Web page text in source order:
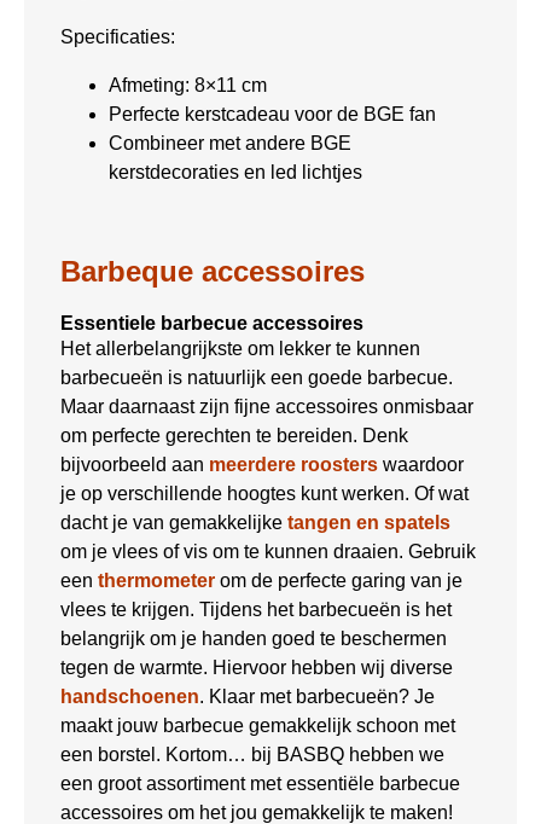
Specificaties:
Afmeting: 8×11 cm
Perfecte kerstcadeau voor de BGE fan
Combineer met andere BGE
kerstdecoraties en led lichtjes
Barbeque accessoires
Essentiele barbecue accessoires
Het allerbelangrijkste om lekker te kunnen
barbecueën is natuurlijk een goede barbecue.
Maar daarnaast zijn fijne accessoires onmisbaar
om perfecte gerechten te bereiden. Denk
bijvoorbeeld aan meerdere roosters waardoor
je op verschillende hoogtes kunt werken. Of wat
dacht je van gemakkelijke tangen en spatels
om je vlees of vis om te kunnen draaien. Gebruik
een thermometer om de perfecte garing van je
vlees te krijgen. Tijdens het barbecueën is het
belangrijk om je handen goed te beschermen
tegen de warmte. Hiervoor hebben wij diverse
handschoenen. Klaar met barbecueën? Je
maakt jouw barbecue gemakkelijk schoon met
een borstel. Kortom… bij BASBQ hebben we
een groot assortiment met essentiële barbecue
accessoires om het jou gemakkelijk te maken!